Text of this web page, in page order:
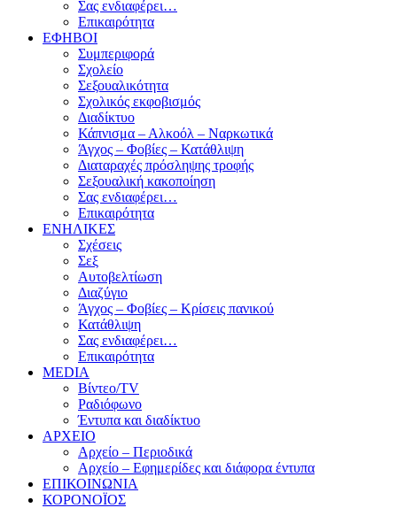
Σας ενδιαφέρει…
Επικαιρότητα
ΕΦΗΒΟΙ
Συμπεριφορά
Σχολείο
Σεξουαλικότητα
Σχολικός εκφοβισμός
Διαδίκτυο
Κάπνισμα – Αλκοόλ – Ναρκωτικά
Άγχος – Φοβίες – Κατάθλιψη
Διαταραχές πρόσληψης τροφής
Σεξουαλική κακοποίηση
Σας ενδιαφέρει…
Επικαιρότητα
ΕΝΗΛΙΚΕΣ
Σχέσεις
Σεξ
Αυτοβελτίωση
Διαζύγιο
Άγχος – Φοβίες – Κρίσεις πανικού
Κατάθλιψη
Σας ενδιαφέρει…
Επικαιρότητα
MEDIA
Βίντεο/TV
Ραδιόφωνο
Έντυπα και διαδίκτυο
ΑΡΧΕΙΟ
Αρχείο – Περιοδικά
Αρχείο – Εφημερίδες και διάφορα έντυπα
ΕΠΙΚΟΙΝΩΝΙΑ
ΚΟΡΟΝΟΪΟΣ